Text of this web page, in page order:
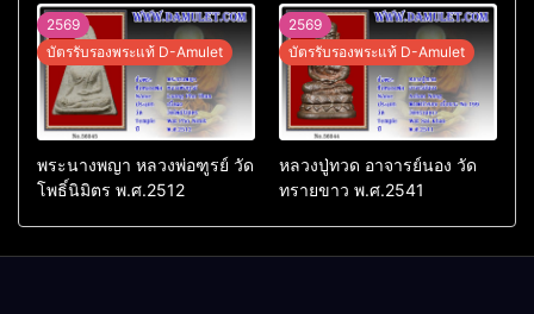
2569
บัตรรับรองพระแท้ D-Amulet
พระนางพญา หลวงพ่อฑูรย์ วัด
โพธิ์นิมิตร พ.ศ.2512
2569
บัตรรับรองพระแท้ D-Amulet
หลวงปู่ทวด อาจารย์นอง วัด
ทรายขาว พ.ศ.2541